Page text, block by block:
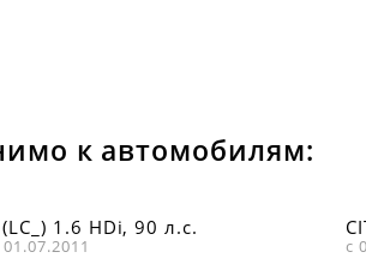
к автомобилям:
(LC_) 1.6 HDi, 90 л.с.
с